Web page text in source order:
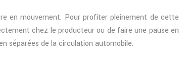
en mouvement. Pour profiter pleinement de cette
chez le producteur ou de faire une pause en
séparées de la circulation automobile.